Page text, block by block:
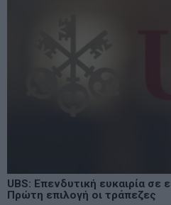
UBS: Επενδυτική ευκαιρία σε
Πρώτη επιλογή οι τράπεζες